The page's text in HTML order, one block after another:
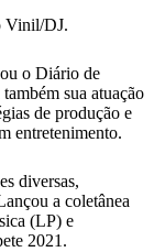
Vinil/DJ.
o Diário de
sua atuação
de produção e
entretenimento.
diversas,
a coletânea
(LP) e
2021.